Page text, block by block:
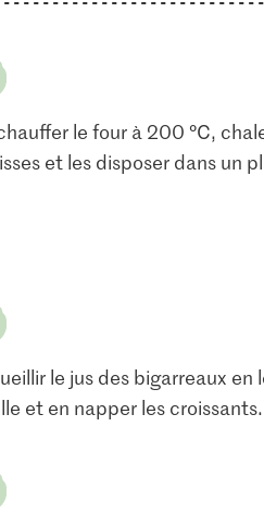
le four à 200 °C,
et les disposer dans un
le jus des bigarreaux
et en napper les croissants.